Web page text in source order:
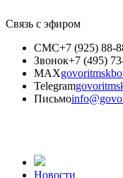
Связь с эфиром
СМС+7 (925) 88-
Звонок+7 (495)
MAX
Telegram
Письмо
Новости